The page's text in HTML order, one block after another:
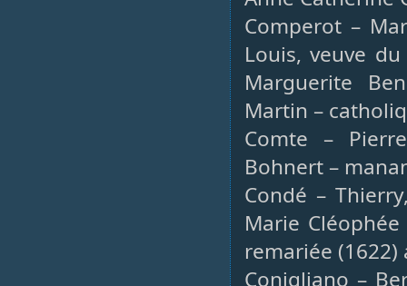
Comperot –
Louis, veuve
Marguerite
Martin –
Comte –
Bohnert –
Condé –
Marie
remariée
Conigliano –